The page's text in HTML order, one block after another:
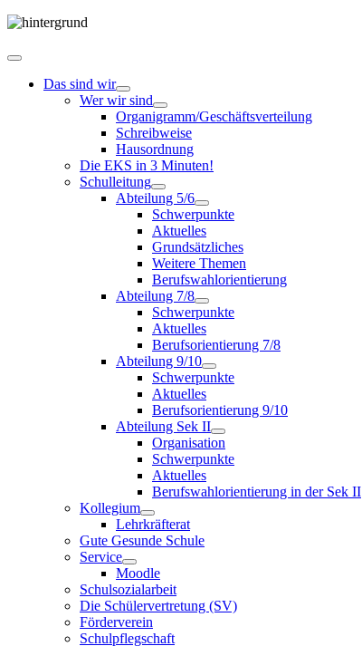
Das sind wir
Wer wir sind
Organigramm/Geschäftsverteilung
Schreibweise
Hausordnung
Die EKS in 3 Minuten!
Schulleitung
Abteilung 5/6
Schwerpunkte
Aktuelles
Grundsätzliches
Weitere Themen
Berufswahlorientierung
Abteilung 7/8
Schwerpunkte
Aktuelles
Berufsorientierung 7/8
Abteilung 9/10
Schwerpunkte
Aktuelles
Berufsorientierung 9/10
Abteilung Sek II
Organisation
Schwerpunkte
Aktuelles
Berufswahlorientierung in der Sek II
Kollegium
Lehrkräfterat
Gute Gesunde Schule
Service
Moodle
Schulsozialarbeit
Die Schülervertretung (SV)
Förderverein
Schulpflegschaft